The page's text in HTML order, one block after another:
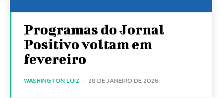
Programas do Jornal
Positivo voltam em
fevereiro
WASHINGTON LUIZ - 28 DE JANEIRO DE 2026